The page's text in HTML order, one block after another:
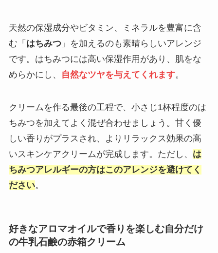
天然の保湿成分やビタミン、ミネラルを豊富に含
む「 はちみつ」を加えるのも素晴らしいアレンジ
です。はちみつには高い保湿作用があり、肌をな
めらかにし、
自然なツヤを与えてくれます。
クリームを作る最後の工程で、小さじ1杯程度のは
ちみつを加えてよく混ぜ合わせましょう。甘く優
しい香りがプラスされ、よりリラックス効果の高
いスキンケアクリームが完成します。ただし、 は
ちみつアレルギーの方はこのアレンジを避けてく
ださい。
好きなアロマオイルで香りを楽しむ自分だけ
の牛乳石鹸の赤箱クリーム